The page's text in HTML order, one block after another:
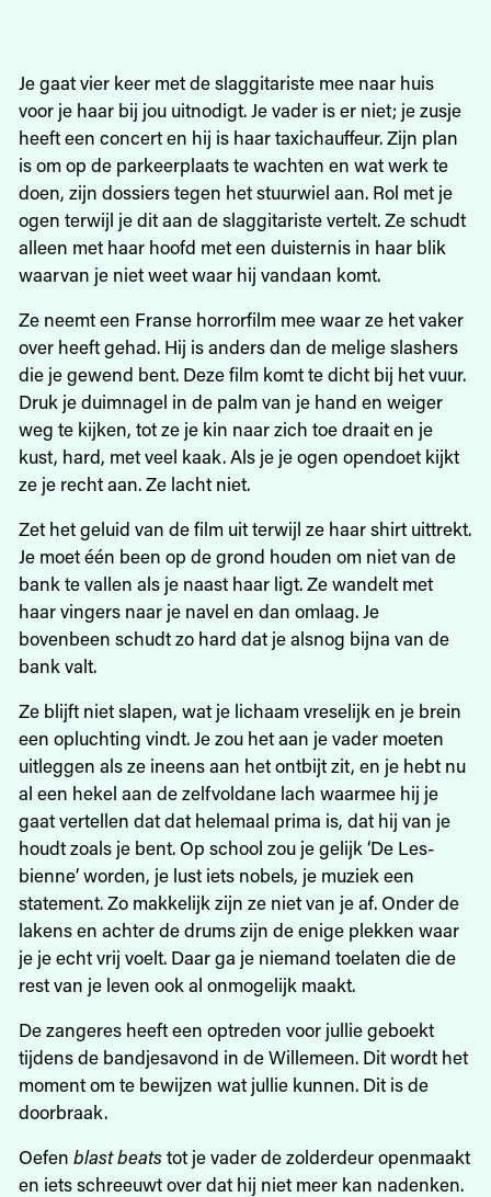
Je gaat vier keer met de slaggitariste mee naar huis
voor je haar bij jou uitnodigt. Je vader is er niet; je zusje
heeft een concert en hij is haar taxichauffeur. Zijn plan
is om op de parkeerplaats te wachten en wat werk te
doen, zijn dossiers tegen het stuurwiel aan. Rol met je
ogen terwijl je dit aan de slaggitariste vertelt. Ze schudt
alleen met haar hoofd met een duisternis in haar blik
waarvan je niet weet waar hij vandaan komt.
Ze neemt een Franse horrorfilm mee waar ze het vaker
over heeft gehad. Hij is anders dan de melige slashers
die je gewend bent. Deze film komt te dicht bij het vuur.
Druk je duimnagel in de palm van je hand en weiger
weg te kijken, tot ze je kin naar zich toe draait en je
kust, hard, met veel kaak. Als je je ogen opendoet kijkt
ze je recht aan. Ze lacht niet.
Zet het geluid van de film uit terwijl ze haar shirt uittrekt.
Je moet één been op de grond houden om niet van de
bank te vallen als je naast haar ligt. Ze wandelt met
haar vingers naar je navel en dan omlaag. Je
bovenbeen schudt zo hard dat je alsnog bijna van de
bank valt.
Ze blijft niet slapen, wat je lichaam vreselijk en je brein
een opluchting vindt. Je zou het aan je vader moeten
uitleggen als ze ineens aan het ontbijt zit, en je hebt nu
al een hekel aan de zelfvoldane lach waarmee hij je
gaat vertellen dat dat helemaal prima is, dat hij van je
houdt zoals je bent. Op school zou je gelijk ‘De Les­
bienne’ worden, je lust iets nobels, je muziek een
statement. Zo makkelijk zijn ze niet van je af. Onder de
lakens en achter de drums zijn de enige plekken waar
je je echt vrij voelt. Daar ga je niemand toelaten die de
rest van je leven ook al onmogelijk maakt.
De zangeres heeft een optreden voor jullie geboekt
tijdens de bandjesavond in de Willemeen. Dit wordt het
moment om te bewijzen wat jullie kunnen. Dit is de
doorbraak.
Oefen blast beats tot je vader de zolderdeur openmaakt
en iets schreeuwt over dat hij niet meer kan nadenken.